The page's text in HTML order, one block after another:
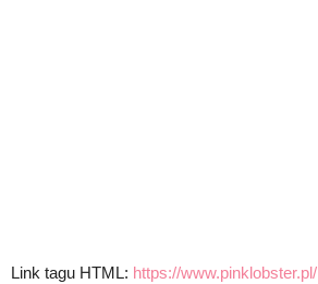
Link tagu HTML: https://www.pinklobster.pl/